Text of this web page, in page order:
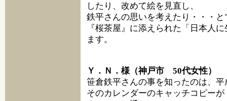
したり、改めて絵を見直し、
鉄平さんの思いを考えたり・・・
『桜茶屋』に添えられた「日本人
ます。
Ｙ．Ｎ．様（神戸市 50代女性）
笹倉鉄平さんの事を知ったのは、
そのカレンダーのキャッチコピー